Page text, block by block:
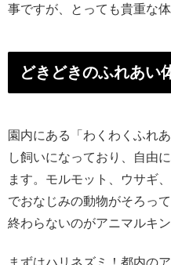
事ですが、とっても貴重な体
どきどきのふれあい
園内にある「わくわくふれ
し飼いになっており、自由
ます。モルモット、ウサギ
でおなじみの動物がそろっ
終わらないのがアニマルキン